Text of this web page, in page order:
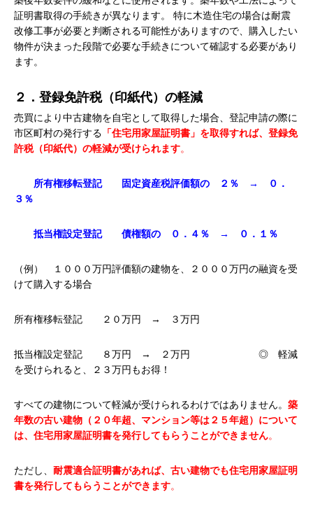
証明書取得の手続きが異なります。 特に木造住宅の場合は耐震
改修工事が必要と判断される可能性がありますので、購入したい
物件が決まった段階で必要な手続きについて確認する必要があり
ます。
２．登録免許税（印紙代）の軽減
売買により中古建物を自宅として取得した場合、登記申請の際に
市区町村の発行する 「住宅用家屋証明書」を取得すれば、登録免
許税（印紙代）の軽減が受けられます。
所有権移転登記 固定資産税評価額の ２％ → ０．
３％
抵当権設定登記 債権額の ０．４％ → ０．１％
（例） １０００万円評価額の建物を、２０００万円の融資を受
けて購入する場合
所有権移転登記 ２０万円 → ３万円
抵当権設定登記 ８万円 → ２万円 ◎ 軽減
を受けられると、２３万円もお得！
すべての建物について軽減が受けられるわけではありません。 築
年数の古い建物（２０年超、マンション等は２５年超）について
は、住宅用家屋証明書を発行してもらうことができません。
ただし、 耐震適合証明書があれば、古い建物でも住宅用家屋証明
書を発行してもらうことができます。